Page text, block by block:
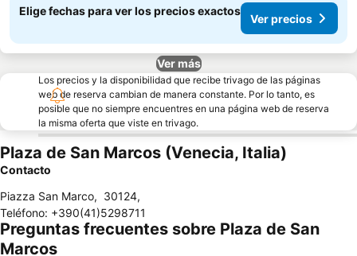
Elige fechas para ver los precios exactos
Ver precios
Ver más
Los precios y la disponibilidad que recibe trivago de las páginas
web de reserva cambian de manera constante. Por lo tanto, es
posible que no siempre encuentres en una página web de reserva
la misma oferta que viste en trivago.
Plaza de San Marcos (Venecia, Italia)
Contacto
Piazza San Marco, 30124,
Teléfono: +390(41)5298711
Preguntas frecuentes sobre Plaza de San
Marcos